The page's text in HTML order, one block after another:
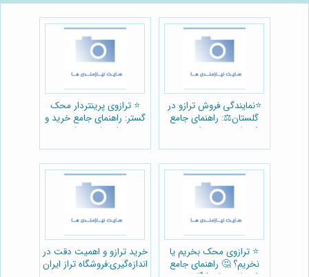
⭐️نمایندگی فروش ترازو در
گلستان⚖️: راهنمای جامع
انتخاب و خرید از دیجی
⭐️ ترازوی پرینتردار محک
گستر: راهنمای جامع خرید و
استفاده + ⚖️
⭐️ ترازوی محک بخریم یا
نخریم؟ 🤔 راهنمای جامع
خرید ترازو و اهمیت دقت در
اندازه‌گیری:فروشگاه تراز ایران